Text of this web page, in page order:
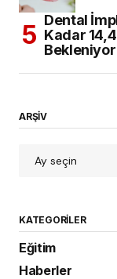
Dental
Kadar
Bekleniyor
ARŞİV
KATEGORILER
Eğitim
Haberler